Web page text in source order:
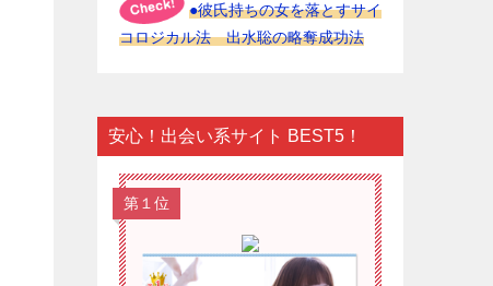
●彼氏持ちの女を落とすサイ
コロジカル法 出水聡の略奪成功法
安心！出会い系サイト BEST5！
第１位